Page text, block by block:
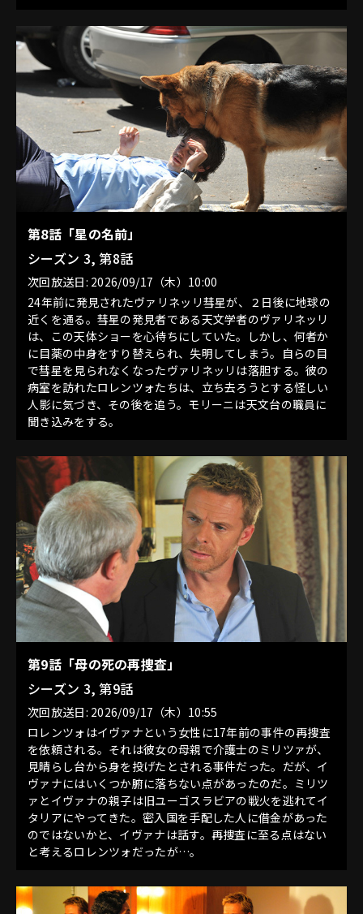
第8話「星の名前」
シーズン 3, 第8話
次回放送日: 2026/09/17（木）10:00
24年前に発見されたヴァリネッリ彗星が、２日後に地球の
近くを通る。彗星の発見者である天文学者のヴァリネッリ
は、この天体ショーを心待ちにしていた。しかし、何者か
に目薬の中身をすり替えられ、失明してしまう。自らの目
で彗星を見られなくなったヴァリネッリは落胆する。彼の
病室を訪れたロレンツォたちは、立ち去ろうとする怪しい
人影に気づき、その後を追う。モリーニは天文台の職員に
聞き込みをする。
第9話「母の死の再捜査」
シーズン 3, 第9話
次回放送日: 2026/09/17（木）10:55
ロレンツォはイヴァナという女性に17年前の事件の再捜査
を依頼される。それは彼女の母親で介護士のミリツァが、
見晴らし台から身を投げたとされる事件だった。だが、イ
ヴァナにはいくつか腑に落ちない点があったのだ。ミリツ
ァとイヴァナの親子は旧ユーゴスラビアの戦火を逃れてイ
タリアにやってきた。密入国を手配した人に借金があった
のではないかと、イヴァナは話す。再捜査に至る点はない
と考えるロレンツォだったが…。